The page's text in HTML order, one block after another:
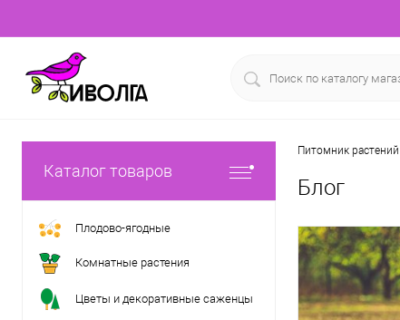
Каталог товаров
Плодово-ягодные
Комнатные растения
Цветы и декоративные саженцы
Питомник
Блог